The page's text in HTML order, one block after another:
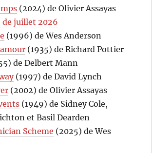
(2024) de Olivier Assayas
de juillet 2026
(1996) de Wes Anderson
(1935) de Richard Pottier
de Delbert Mann
(1997) de David Lynch
(2002) de Olivier Assayas
(1949) de Sidney Cole,
et Basil Dearden
Scheme (2025) de Wes